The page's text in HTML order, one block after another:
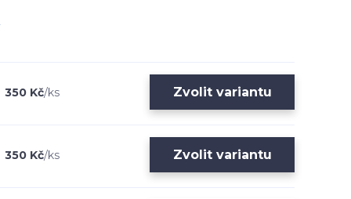
350 Kč/ks Zvolit variantu
350 Kč/ks Zvolit variantu